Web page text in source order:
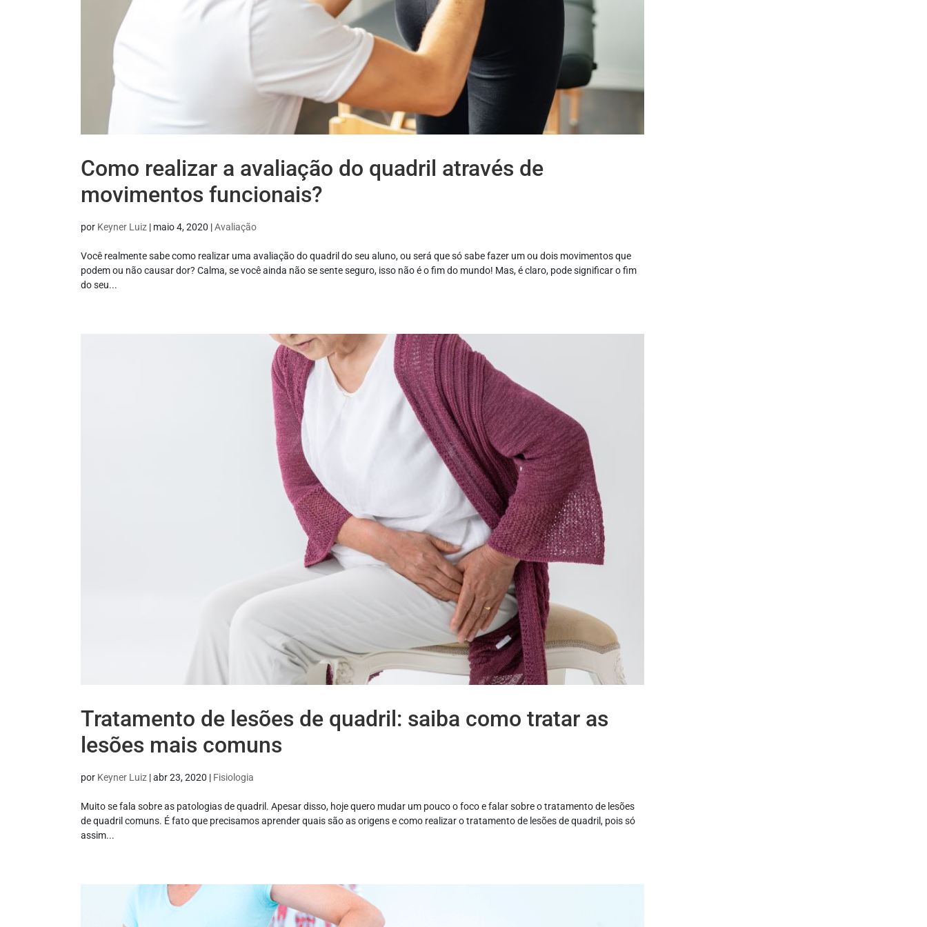
Como realizar a avaliação do quadril através de
movimentos funcionais?
por Keyner Luiz | maio 4, 2020 |Avaliação
Você realmente sabe como realizar uma avaliação do quadril do seu aluno, ou será que só sabe fazer um ou dois movimentos que
podem ou não causar dor? Calma, se você ainda não se sente seguro, isso não é o fim do mundo! Mas, é claro, pode significar o fim
do seu...
Tratamento de lesões de quadril: saiba como tratar as
lesões mais comuns
por Keyner Luiz |abr 23, 2020 | Fisiologia
Muito se fala sobre as patologias de quadril. Apesar disso, hoje quero mudar um pouco o foco e falar sobre o tratamento de lesões
de quadril comuns. É fato que precisamos aprender quais são as origens e como realizar o tratamento de lesões de quadril, pois só
assim...